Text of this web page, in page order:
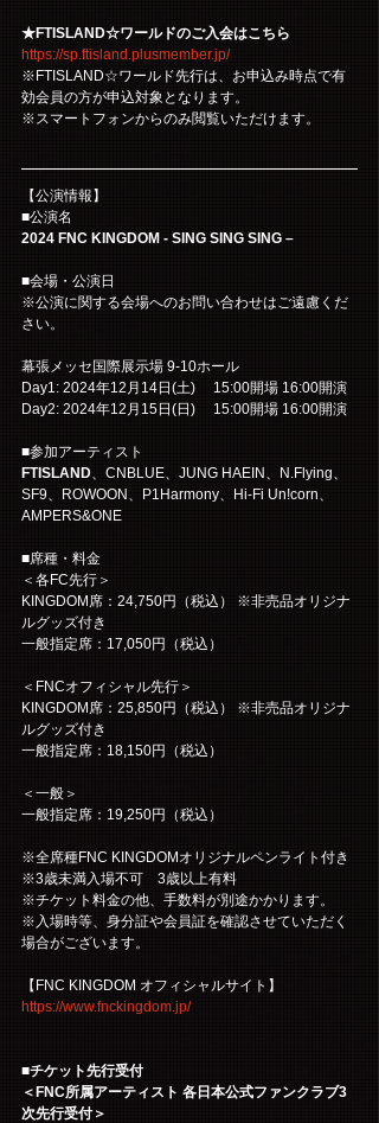
★FTISLAND☆ワールドのご入会はこちら
https://sp.ftisland.plusmember.jp/
※FTISLAND☆ワールド先行は、お申込み時点で有
効会員の方が申込対象となります。
※スマートフォンからのみ閲覧いただけます。
【公演情報】
■公演名
2024 FNC KINGDOM - SING SING SING –
■会場・公演日
※公演に関する会場へのお問い合わせはご遠慮くだ
さい。
幕張メッセ国際展示場 9-10ホール
Day1: 2024年12月14日(土)　 15:00開場 16:00開演
Day2: 2024年12月15日(日)　 15:00開場 16:00開演
■参加アーティスト
FTISLAND 、CNBLUE、JUNG HAEIN、N.Flying、
SF9、ROWOON、P1Harmony、Hi-Fi Un!corn、
AMPERS&ONE
■席種・料金
＜各FC先行＞
KINGDOM席：24,750円（税込） ※非売品オリジナ
ルグッズ付き
一般指定席：17,050円（税込）
＜FNCオフィシャル先行＞
KINGDOM席：25,850円（税込） ※非売品オリジナ
ルグッズ付き
一般指定席：18,150円（税込）
＜一般＞
一般指定席：19,250円（税込）
※全席種FNC KINGDOMオリジナルペンライト付き
※3歳未満入場不可　3歳以上有料
※チケット料金の他、手数料が別途かかります。
※入場時等、身分証や会員証を確認させていただく
場合がございます。
【FNC KINGDOM オフィシャルサイト】
https://www.fnckingdom.jp/
■チケット先行受付
＜FNC所属アーティスト 各日本公式ファンクラブ3
次先行受付＞